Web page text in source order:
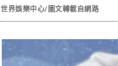
世界娛樂中心/圖文轉載自網路